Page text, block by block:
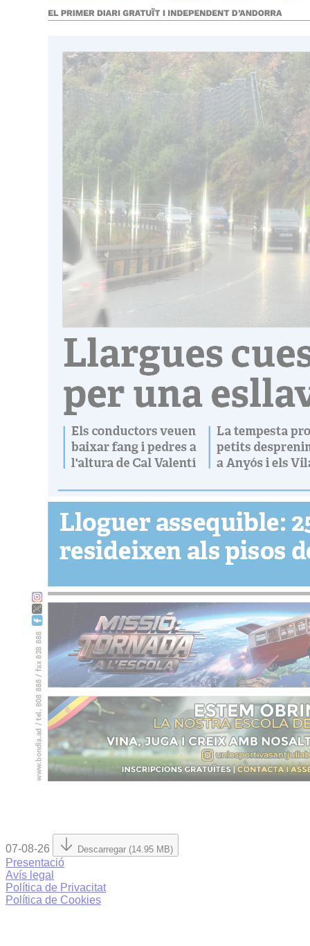
07-08-26 Descarregar (14.95 MB)
Presentació
Avís legal
Política de Privacitat
Política de Cookies